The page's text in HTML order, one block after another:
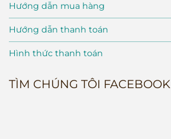
Hướng dẫn mua hàng
Hướng dẫn thanh toán
Hình thức thanh toán
TÌM CHÚNG TÔI FACEBOOK